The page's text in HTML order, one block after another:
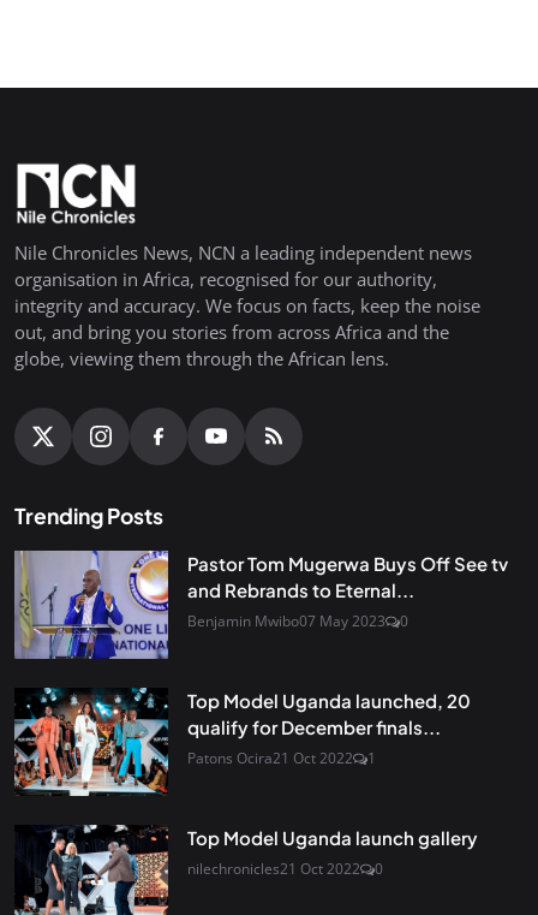
Nile Chronicles News, NCN a leading independent news
organisation in Africa, recognised for our authority,
integrity and accuracy. We focus on facts, keep the noise
out, and bring you stories from across Africa and the
globe, viewing them through the African lens.
Trending Posts
Pastor Tom Mugerwa Buys Off See tv
and Rebrands to Eternal...
Benjamin Mwibo07 May 2023 0
Top Model Uganda launched, 20
qualify for December finals...
Patons Ocira21 Oct 2022 1
Top Model Uganda launch gallery
nilechronicles21 Oct 2022 0